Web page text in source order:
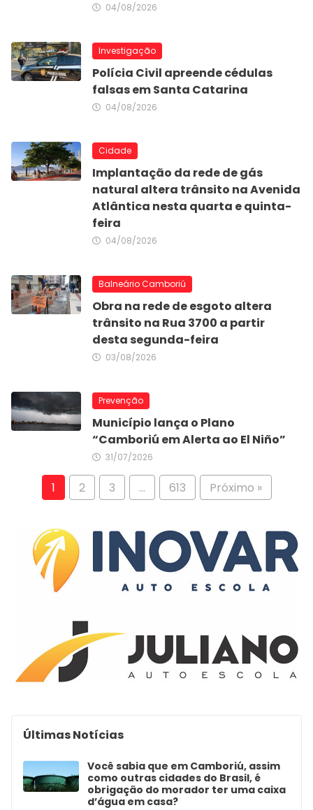
04/08/2026
Investigação
Polícia Civil apreende cédulas
falsas em Santa Catarina
04/08/2026
Cidade
Implantação da rede de gás
natural altera trânsito na Avenida
Atlântica nesta quarta e quinta-
feira
04/08/2026
Balneário Camboriú
Obra na rede de esgoto altera
trânsito na Rua 3700 a partir
desta segunda-feira
03/08/2026
Prevenção
Município lança o Plano
“Camboriú em Alerta ao El Niño”
31/07/2026
1 2 3 … 613 Próximo »
Últimas Notícias
Você sabia que em Camboriú, assim
como outras cidades do Brasil, é
obrigação do morador ter uma caixa
d’água em casa?